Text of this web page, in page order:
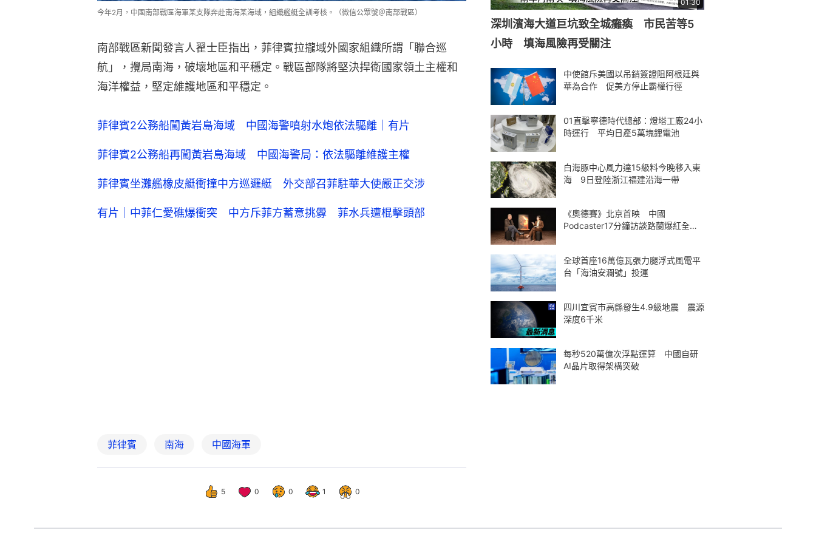
今年2月，中國南部戰區海軍某支隊奔赴南海某海域，組織艦艇全訓考核。（微信公眾號＠南部戰區）
南部戰區新聞發言人翟士臣指出，菲律賓拉攏域外國家組織所謂「聯合巡
航」，攪局南海，破壞地區和平穩定。戰區部隊將堅決捍衛國家領土主權和
海洋權益，堅定維護地區和平穩定。
菲律賓2公務船闖黃岩島海域 中國海警噴射水炮依法驅離｜有片
菲律賓2公務船再闖黃岩島海域 中國海警局：依法驅離維護主權
菲律賓坐灘艦橡皮艇衝撞中方巡邏艇 外交部召菲駐華大使嚴正交涉
有片｜中菲仁愛礁爆衝突 中方斥菲方蓄意挑釁 菲水兵遭棍擊頭部
菲律賓 南海 中國海軍
5 0 0 1 0
01:30
深圳濱海大道巨坑致全城癱瘓 市民苦等5
小時 填海風險再受關注
中使館斥美國以吊銷簽證阻阿根廷與
華為合作 促美方停止霸權行徑
01直擊寧德時代總部：燈塔工廠24小
時運行 平均日產5萬塊鋰電池
白海豚中心風力達15級料今晚移入東
海 9日登陸浙江福建沿海一帶
《奧德賽》北京首映 中國
Podcaster17分鐘訪談路蘭爆紅全球
全球首座16萬億瓦張力腿浮式風電平
台「海油安瀾號」投運
四川宜賓市高縣發生4.9級地震 震源
深度6千米
每秒520萬億次浮點運算 中國自研
AI晶片取得架構突破